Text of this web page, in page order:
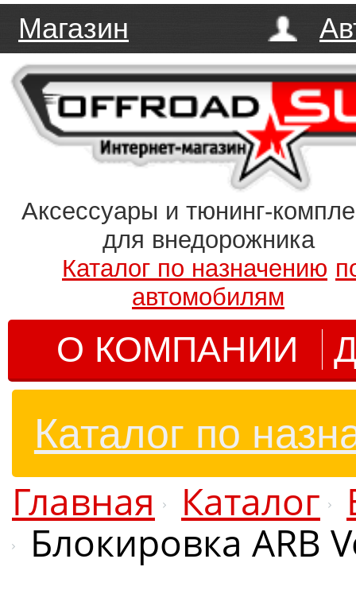
Магазин
Аксессуары и тюнинг-
для внедорожника
Каталог по назначению
автомобилям
О КОМПАНИИ
Каталог по
Главная Каталог
Блокировка ARB